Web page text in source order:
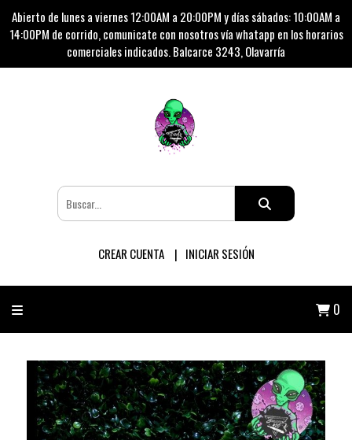
Abierto de lunes a viernes 12:00AM a 20:00PM y días sábados: 10:00AM a
14:00PM de corrido, comunicate con nosotros vía whatapp en los horarios
comerciales indicados. Balcarce 3243, Olavarría
CREAR CUENTA INICIAR SESIÓN
0